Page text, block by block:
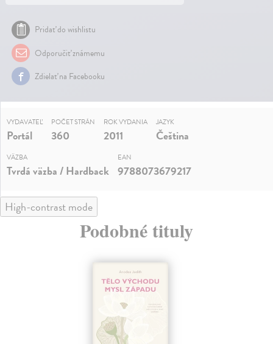
Pridať do wishlistu
Odporučiť známemu
Zdielať na Facebooku
VYDAVATEĽ
Portál
POČET STRÁN
360
ROK VYDANIA
2011
JAZYK
Čeština
VÄZBA
Tvrdá väzba / Hardback
EAN
9788073679217
High-contrast mode
Podobné tituly